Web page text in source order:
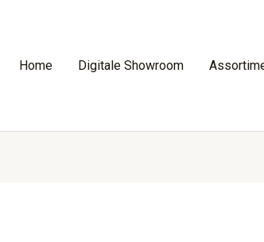
Home Digitale Showroom